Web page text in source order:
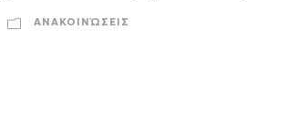
ΑΝΑΚΟΙΝΏΣΕΙΣ